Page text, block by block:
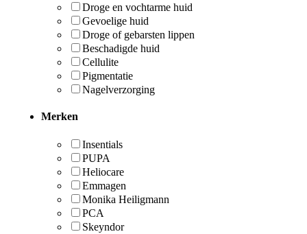
Droge en vochtarme huid
Gevoelige huid
Droge of gebarsten lippen
Beschadigde huid
Cellulite
Pigmentatie
Nagelverzorging
Merken
Insentials
PUPA
Heliocare
Emmagen
Monika Heiligmann
PCA
Skeyndor